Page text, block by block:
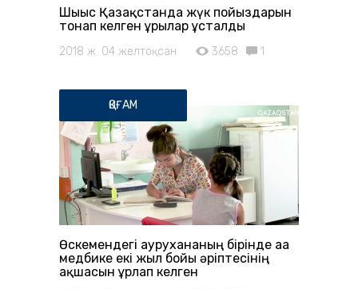
Шығыс Қазақстанда жүк пойыздарын
тонап келген ұрылар ұсталды
2018 ж. 04 желтоқсан 3658 1
ҚОҒАМ
Өскемендегі аурухананың бірінде аға
медбике екі жыл бойы әріптесінің
ақшасын ұрлап келген